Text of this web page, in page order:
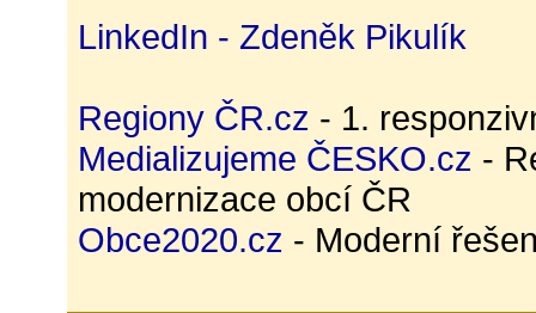
LinkedIn - Zdeněk Pikulík
Regiony ČR.cz - 1.
Medializujeme ČESKO.cz -
modernizace obcí ČR
Obce2020.cz - Moderní